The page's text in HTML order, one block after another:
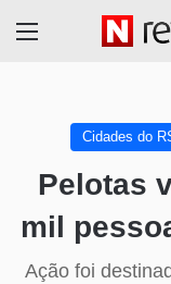
Cidades do
Pelotas
mil
Ação foi